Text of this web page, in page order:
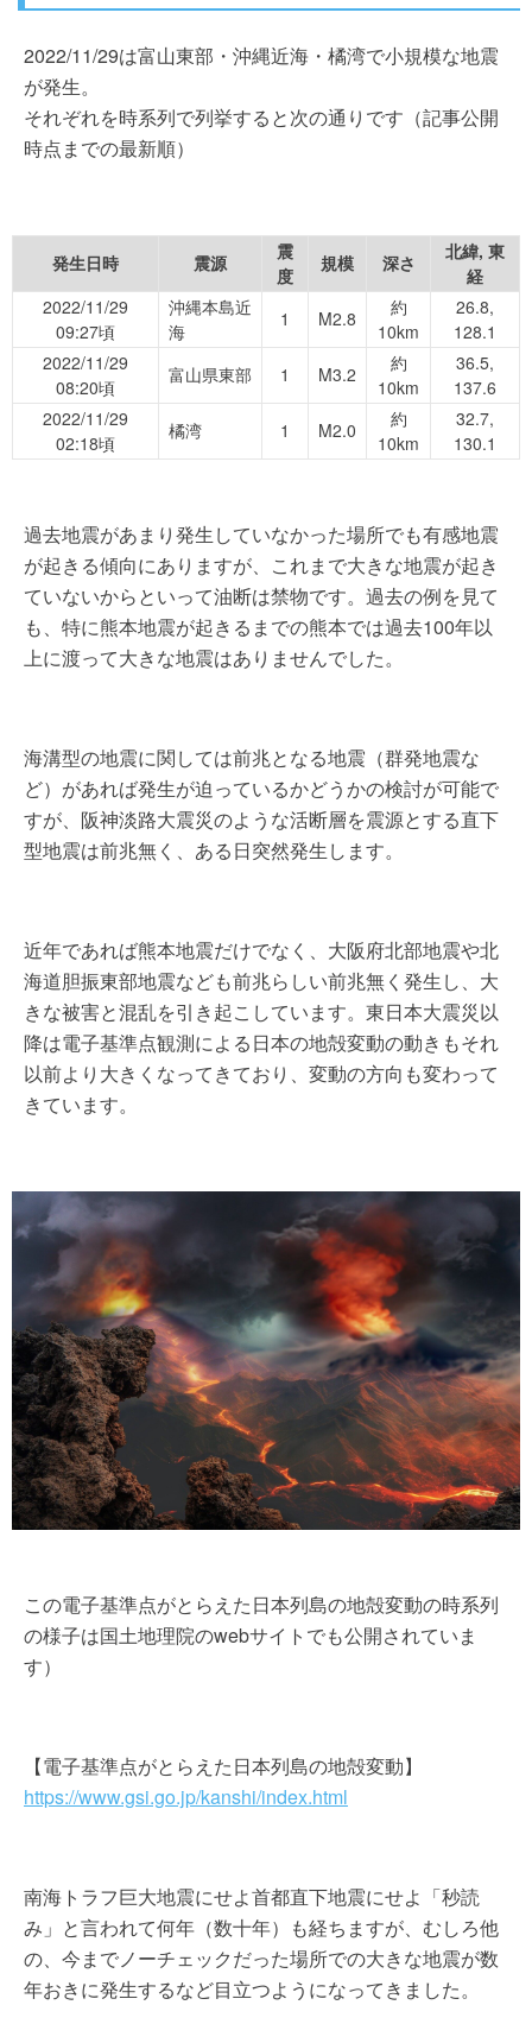
2022/11/29は富山東部・沖縄近海・橘湾で小規模な地震
が発生。
それぞれを時系列で列挙すると次の通りです（記事公開
時点までの最新順）
発生日時 震源
震
度
規模 深さ
北緯, 東
経
2022/11/29
09:27頃
沖縄本島近
海
1 M2.8
約
10km
26.8,
128.1
2022/11/29
08:20頃
富山県東部 1 M3.2
約
10km
36.5,
137.6
2022/11/29
02:18頃
橘湾 1 M2.0
約
10km
32.7,
130.1
過去地震があまり発生していなかった場所でも有感地震
が起きる傾向にありますが、これまで大きな地震が起き
ていないからといって油断は禁物です。過去の例を見て
も、特に熊本地震が起きるまでの熊本では過去100年以
上に渡って大きな地震はありませんでした。
海溝型の地震に関しては前兆となる地震（群発地震な
ど）があれば発生が迫っているかどうかの検討が可能で
すが、阪神淡路大震災のような活断層を震源とする直下
型地震は前兆無く、ある日突然発生します。
近年であれば熊本地震だけでなく、大阪府北部地震や北
海道胆振東部地震なども前兆らしい前兆無く発生し、大
きな被害と混乱を引き起こしています。東日本大震災以
降は電子基準点観測による日本の地殻変動の動きもそれ
以前より大きくなってきており、変動の方向も変わって
きています。
この電子基準点がとらえた日本列島の地殻変動の時系列
の様子は国土地理院のwebサイトでも公開されていま
す）
【電子基準点がとらえた日本列島の地殻変動】
https://www.gsi.go.jp/kanshi/index.html
南海トラフ巨大地震にせよ首都直下地震にせよ「秒読
み」と言われて何年（数十年）も経ちますが、むしろ他
の、今までノーチェックだった場所での大きな地震が数
年おきに発生するなど目立つようになってきました。